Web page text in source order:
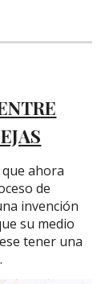
ahora
de
invención
su medio
tener una